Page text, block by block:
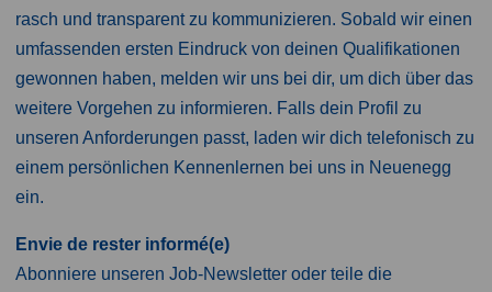
rasch und transparent zu kommunizieren. Sobald wir einen
umfassenden ersten Eindruck von deinen Qualifikationen
gewonnen haben, melden wir uns bei dir, um dich über das
weitere Vorgehen zu informieren. Falls dein Profil zu
unseren Anforderungen passt, laden wir dich telefonisch zu
einem persönlichen Kennenlernen bei uns in Neuenegg
ein.
Envie de rester informé(e)
Abonniere unseren Job-Newsletter oder teile die